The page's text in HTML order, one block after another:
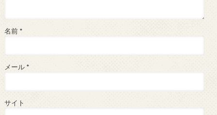
名前 *
メール *
サイト